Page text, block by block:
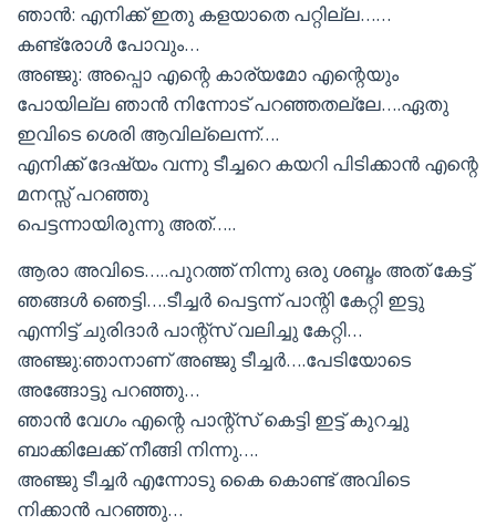
ഞാൻ: എനിക്ക് ഇതു കളയാതെ പറ്റില്ല……
കണ്ട്രോൾ പോവും…
അഞ്ജു: അപ്പൊ എന്റെ കാര്യമോ എന്റെയും
പോയില്ല ഞാൻ നിന്നോട് പറഞ്ഞതല്ലേ….ഏതു
ഇവിടെ ശെരി ആവില്ലെന്ന്….
എനിക്ക് ദേഷ്യം വന്നു ടീച്ചറെ കയറി പിടിക്കാൻ എന്റെ
മനസ്സ് പറഞ്ഞു
പെട്ടന്നായിരുന്നു അത്…..
ആരാ അവിടെ…..പുറത്ത്‌ നിന്നു ഒരു ശബ്ദം അത് കേട്ട്
ഞങ്ങൾ ഞെട്ടി….ടീച്ചർ പെട്ടന്ന് പാന്റി കേറ്റി ഇട്ടു
എന്നിട്ട് ചുരിദാർ പാന്റ്‌സ് വലിച്ചു കേറ്റി…
അഞ്ജു:ഞാനാണ് അഞ്ജു ടീച്ചർ….പേടിയോടെ
അങ്ങോട്ടു പറഞ്ഞു…
ഞാൻ വേഗം എന്റെ പാന്റ്‌സ് കെട്ടി ഇട്ട് കുറച്ചു
ബാക്കിലേക്ക് നീങ്ങി നിന്നു….
അഞ്ജു ടീച്ചർ എന്നോടു കൈ കൊണ്ട് അവിടെ
നിക്കാൻ പറഞ്ഞു…